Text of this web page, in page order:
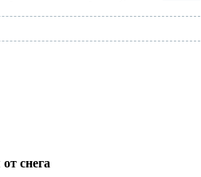
снега